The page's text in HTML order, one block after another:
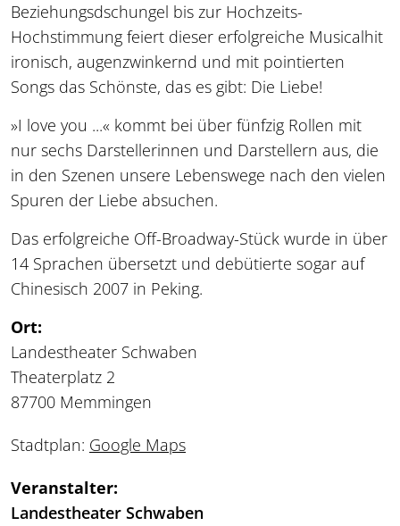
Beziehungsdschungel bis zur Hochzeits-
Hochstimmung feiert dieser erfolgreiche Musicalhit
ironisch, augenzwinkernd und mit pointierten
Songs das Schönste, das es gibt: Die Liebe!
»I love you ...« kommt bei über fünfzig Rollen mit
nur sechs Darstellerinnen und Darstellern aus, die
in den Szenen unsere Lebenswege nach den vielen
Spuren der Liebe absuchen.
Das erfolgreiche Off-Broadway-Stück wurde in über
14 Sprachen übersetzt und debütierte sogar auf
Chinesisch 2007 in Peking.
Ort:
Landestheater Schwaben
Theaterplatz 2
87700 Memmingen
Stadtplan: Google Maps
Veranstalter:
Landestheater Schwaben